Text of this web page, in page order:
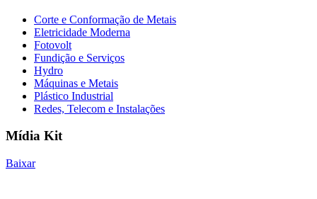
Corte e Conformação de Metais
Eletricidade Moderna
Fotovolt
Fundição e Serviços
Hydro
Máquinas e Metais
Plástico Industrial
Redes, Telecom e Instalações
Mídia Kit
Baixar